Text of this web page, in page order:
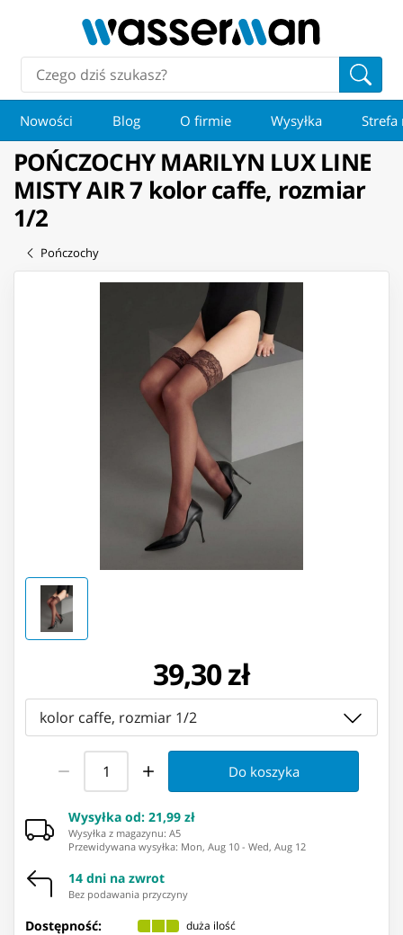
Nowości Blog O firmie Wysyłka Strefa
POŃCZOCHY MARILYN LUX LINE
MISTY AIR 7 kolor caffe, rozmiar
1/2
Pończochy
39,30 zł
kolor caffe, rozmiar 1/2
Do koszyka
Wysyłka od: 21,99 zł
Wysyłka z magazynu: ⁨A5⁩
Przewidywana wysyłka: Mon, Aug 10 - Wed, Aug 12
14 dni na zwrot
Bez podawania przyczyny
Dostępność: duża ilość